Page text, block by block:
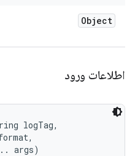
Object
اطلاعات ورود
logTag,
args)